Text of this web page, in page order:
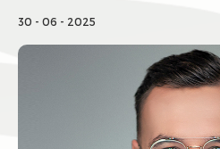
30 - 06 - 2025